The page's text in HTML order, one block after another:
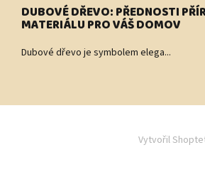
DUBOVÉ DŘEVO: PŘEDNOSTI
MATERIÁLU PRO VÁŠ DOMOV
Dubové dřevo je symbolem elega...
Vytvořil